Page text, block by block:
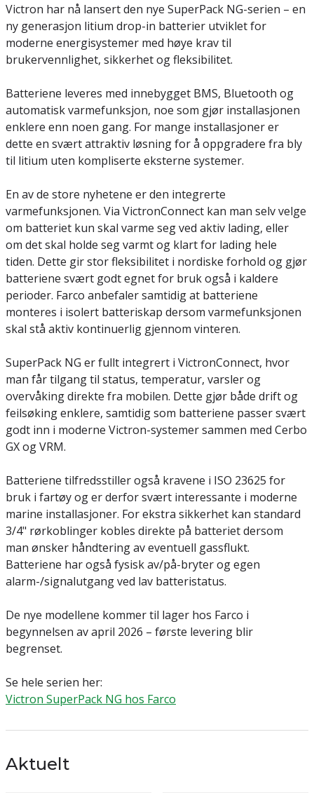
Victron har nå lansert den nye SuperPack NG-serien – en
ny generasjon litium drop-in batterier utviklet for
moderne energisystemer med høye krav til
brukervennlighet, sikkerhet og fleksibilitet.
Batteriene leveres med innebygget BMS, Bluetooth og
automatisk varmefunksjon, noe som gjør installasjonen
enklere enn noen gang. For mange installasjoner er
dette en svært attraktiv løsning for å oppgradere fra bly
til litium uten kompliserte eksterne systemer.
En av de store nyhetene er den integrerte
varmefunksjonen. Via VictronConnect kan man selv velge
om batteriet kun skal varme seg ved aktiv lading, eller
om det skal holde seg varmt og klart for lading hele
tiden. Dette gir stor fleksibilitet i nordiske forhold og gjør
batteriene svært godt egnet for bruk også i kaldere
perioder. Farco anbefaler samtidig at batteriene
monteres i isolert batteriskap dersom varmefunksjonen
skal stå aktiv kontinuerlig gjennom vinteren.
SuperPack NG er fullt integrert i VictronConnect, hvor
man får tilgang til status, temperatur, varsler og
overvåking direkte fra mobilen. Dette gjør både drift og
feilsøking enklere, samtidig som batteriene passer svært
godt inn i moderne Victron-systemer sammen med Cerbo
GX og VRM.
Batteriene tilfredsstiller også kravene i ISO 23625 for
bruk i fartøy og er derfor svært interessante i moderne
marine installasjoner. For ekstra sikkerhet kan standard
3/4" rørkoblinger kobles direkte på batteriet dersom
man ønsker håndtering av eventuell gassflukt.
Batteriene har også fysisk av/på-bryter og egen
alarm-/signalutgang ved lav batteristatus.
De nye modellene kommer til lager hos Farco i
begynnelsen av april 2026 – første levering blir
begrenset.
Se hele serien her:
Victron SuperPack NG hos Farco
Aktuelt